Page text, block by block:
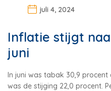
juli 4, 2024
Inflatie stijgt
juni
In juni was tabak 30,9
was de stijging 22,0 procent.